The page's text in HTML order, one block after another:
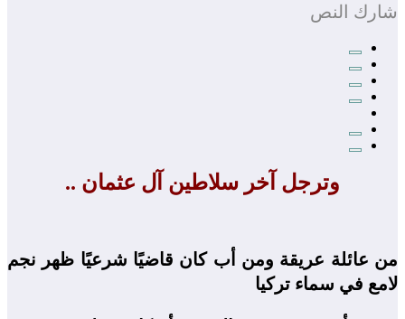
شارك النص
وترجل آخر سلاطين آل عثمان ..
من عائلة عريقة ومن أب كان قاضيًا شرعيًا ظهر نجم
لامع في سماء تركيا